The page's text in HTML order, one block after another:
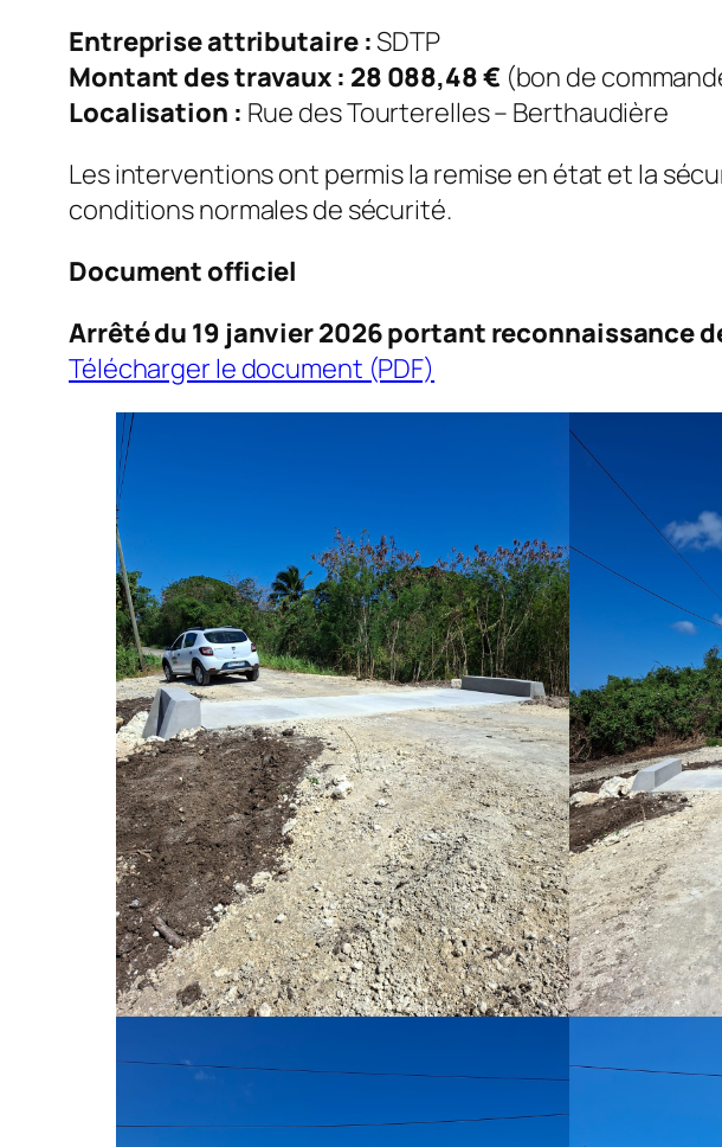
Entreprise attributaire :SDTP
Montant des travaux : 28 088,48 €(bon de
Localisation : Rue des Tourterelles – Berthaudière
Les interventions ont permis la remise en état et la
conditions normales de sécurité.
Document officiel
Arrêté du 19 janvier 2026 portant reconnaissance
Télécharger le document (PDF)